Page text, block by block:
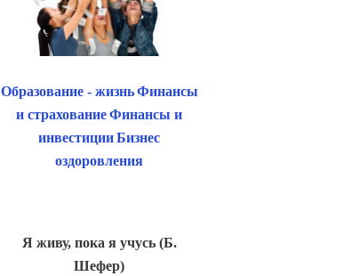
Образование - жизньФинансы
и страхованиеФинансы и
инвестицииБизнес
оздоровления
Я живу, пока я учусь (Б.
Шефер)